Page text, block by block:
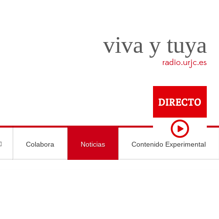
viva y tuya
radio.urjc.es
Colabora Noticias Contenido Experimental